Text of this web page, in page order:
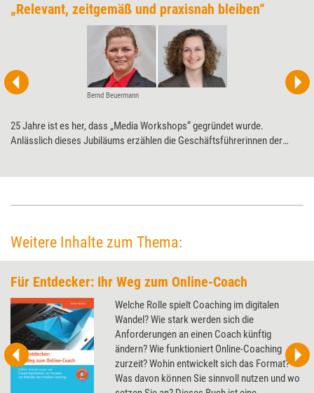
„Relevant, zeitgemäß und praxisnah bleiben“
Bernd Beuermann
25 Jahre ist es her, dass „Media Workshops“ gegründet wurde.
Anlässlich dieses Jubiläums erzählen die Geschäftsführerinnen der
Weitere Inhalte zum Thema:
Für Entdecker: Ihr Weg zum Online-Coach
Welche Rolle spielt Coaching im digitalen
Wandel? Wie stark werden sich die
Anforderungen an einen Coach künftig
ändern? Wie funktioniert Online-Coaching
zurzeit? Wohin entwickelt sich das Format?
Was davon können Sie sinnvoll nutzen und wo